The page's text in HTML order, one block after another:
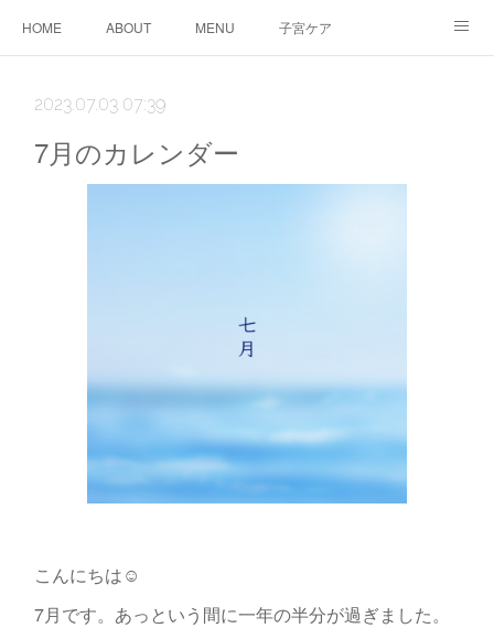
HOME ABOUT MENU 子宮ケア
2023.07.03 07:39
7月のカレンダー
こんにちは☺️
7月です。あっという間に一年の半分が過ぎました。